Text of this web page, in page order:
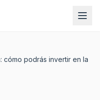
cómo podrás invertir en la